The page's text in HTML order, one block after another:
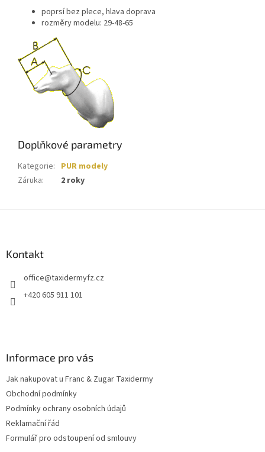
poprsí bez plece, hlava doprava
rozměry modelu: 29-48-65
Doplňkové parametry
Kategorie: PUR modely
Záruka: 2 roky
Kontakt
office@taxidermyfz.cz
+420 605 911 101
Informace pro vás
Jak nakupovat u Franc & Zugar Taxidermy
Obchodní podmínky
Podmínky ochrany osobních údajů
Reklamační řád
Formulář pro odstoupení od smlouvy